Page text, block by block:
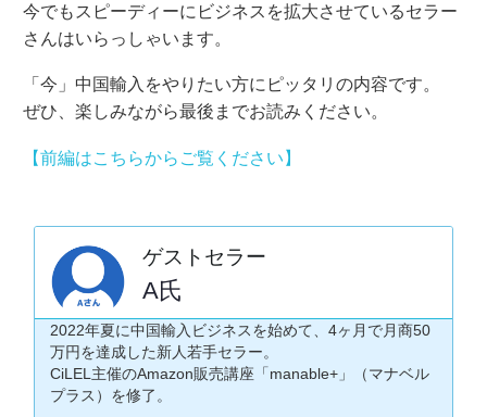
今でもスピーディーにビジネスを拡大させているセラー
さんはいらっしゃいます。
「今」中国輸入をやりたい方にピッタリの内容です。
ぜひ、楽しみながら最後までお読みください。
【前編はこちらからご覧ください】
ゲストセラー
A氏
2022年夏に中国輸入ビジネスを始めて、4ヶ月で月商50
万円を達成した新人若手セラー。
CiLEL主催のAmazon販売講座「manable+」（マナベル
プラス）を修了。